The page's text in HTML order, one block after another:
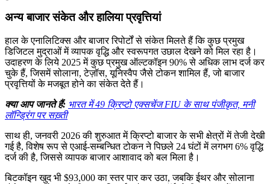
अन्य बाजार संकेत और हालिया प्रवृत्तियां
हाल के एनालिटिक्स और बाजार रिपोर्टों से संकेत मिलते हैं कि कुछ प्रमुख
डिजिटल मुद्राओं में व्यापक वृद्धि और स्वरूपगत उछाल देखने को मिल रहा है।
उदाहरण के लिये 2025 में कुछ प्रमुख ऑल्टकॉइन 90% से अधिक लाभ दर्ज कर
चुके हैं, जिसमें सोलाना, टेज़ॉस, यूनिस्वैप जैसे टोकन शामिल हैं, जो बाजार
प्रवृत्तियों के मजबूत होने का संकेत देते हैं।
क्या आप जानते हैं: भारत में 49 क्रिप्टो एक्सचेंज FIU के साथ पंजीकृत, मनी
लॉन्ड्रिंग पर सख़्ती
साथ ही, जनवरी 2026 की शुरुआत में क्रिप्टो बाजार के सभी क्षेत्रों में तेजी देखी
गई है, विशेष रूप से एआई-सम्बन्धित टोकन ने पिछले 24 घंटों में लगभग 6% वृद्धि
दर्ज की है, जिससे व्यापक बाजार आशावाद को बल मिला है।
बिटकॉइन खुद भी $93,000 का स्तर पार कर उठा, जबकि ईथर और सोलाना